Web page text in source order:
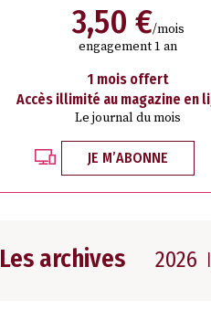
3,50 €/mois
engagement 1 an
1 mois offert
Accès illimité au magazine en
Le journal du mois
JE M’ABONNE
Les archives 2026